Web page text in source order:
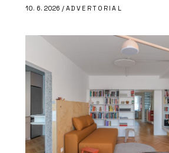
10. 6. 2026 / ADVERTORIAL